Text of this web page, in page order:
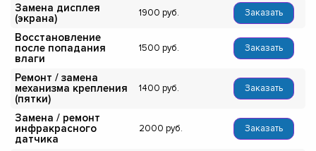
Замена дисплея
(экрана)
1900 Заказать
Восстановление
после попадания
влаги
1500 Заказать
Ремонт / замена
механизма крепления
(пятки)
1400 Заказать
Замена / ремонт
инфракрасного
датчика
2000 Заказать